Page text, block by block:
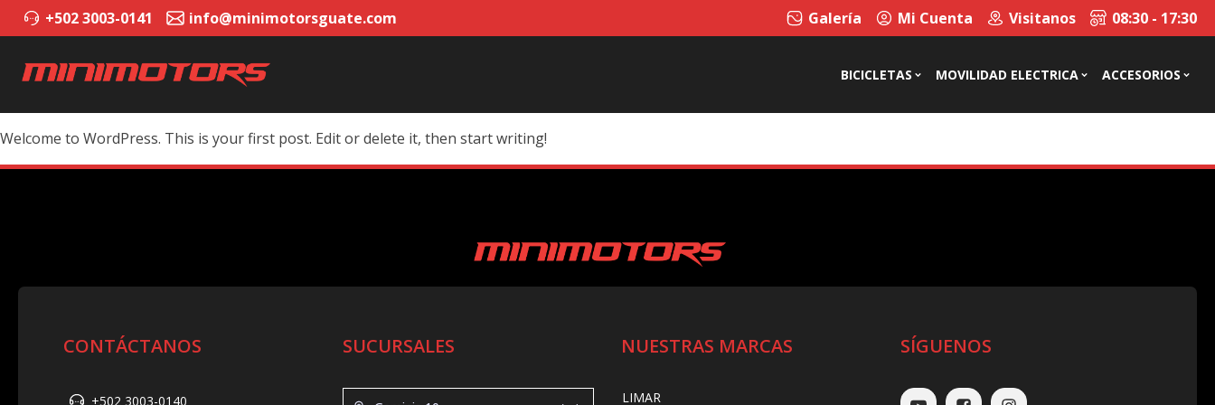
+502 3003-0141 info@minimotorsguate.com Galería Mi Cuenta Visitanos 08:30 - 17:30
BICICLETAS MOVILIDAD ELECTRICA ACCESORIOS
Welcome to WordPress. This is your first post. Edit or delete it, then start writing!
CONTÁCTANOS
+502 3003-0140
SUCURSALES NUESTRAS MARCAS
LIMAR
SÍGUENOS